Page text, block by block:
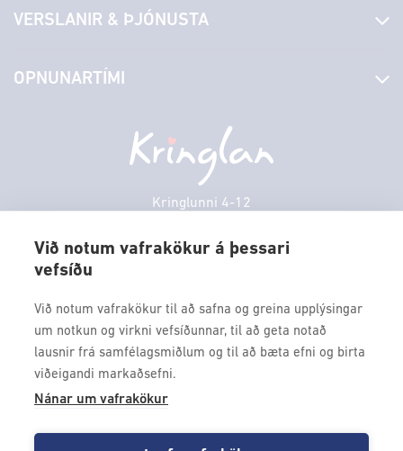
Við notum vafrakökur á þessari
vefsíðu
Við notum vafrakökur til að safna og greina upplýsingar
um notkun og virkni vefsíðunnar, til að geta notað
lausnir frá samfélagsmiðlum og til að bæta efni og birta
viðeigandi markaðsefni.
Nánar um vafrakökur
Kringlunni 4-12
kringlan@kringlan.is
Laus störf
Hafðu samband
Persónuverndarstefna
VERSLANIR & ÞJÓNUSTA
Borgarbókasafn
Borgarleikhúsið
Ævintýraland
OPNUNARTÍMI
Þriðjudagur
VERTU MEÐ
Fáðu forskot á dagskrána okkar og sértilboð með því að skrá